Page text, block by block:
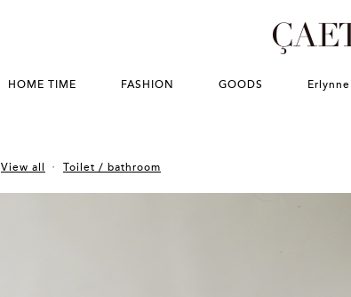
HOME TIME FASHION GOODS Erlynne
View all Toilet / bathroom